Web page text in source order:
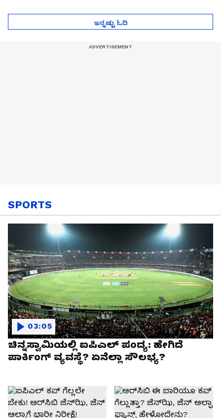
ಇನ್ನಷ್ಟು ಓದಿ
SPORTS
ಚಿನ್ನಸ್ವಾಮಿಯಲ್ಲಿ ಐಪಿಎಲ್‌ ಪಂದ್ಯ: ಹೇಗಿದೆ
ಪಾರ್ಕಿಂಗ್ ವ್ಯವಸ್ಥೆ? ಏನೆಲ್ಲಾ ಸೌಲಭ್ಯ?
03:05